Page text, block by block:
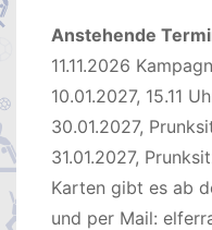
Anstehende
11.11.2026
10.01.2027, 15.11
30.01.2027,
31.01.2027,
Karten gibt es ab
und per Mail: